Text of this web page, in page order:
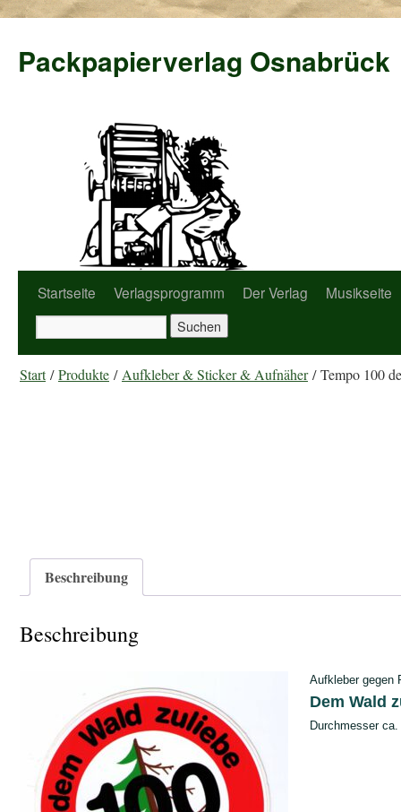
Packpapierverlag Osnabrück
Startseite Verlagsprogramm Der Verlag Musikseite
Start/Produkte / Aufkleber & Sticker & Aufnäher/ Tempo 100
Beschreibung
Beschreibung
Aufkleber gegen
Dem Wald
Durchmesser